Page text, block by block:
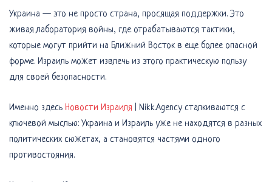
Украина — это не просто страна, просящая поддержки. Это
живая лаборатория войны, где отрабатываются тактики,
которые могут прийти на Ближний Восток в еще более опасной
форме. Израиль может извлечь из этого практическую пользу
для своей безопасности.
Именно здесь Новости Израиля | Nikk.Agency сталкиваются с
ключевой мыслью: Украина и Израиль уже не находятся в разных
политических сюжетах, а становятся частями одного
противостояния.